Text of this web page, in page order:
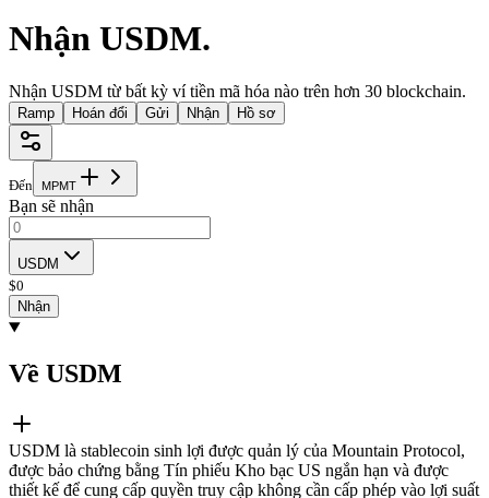
Nhận USDM.
Nhận USDM từ bất kỳ ví tiền mã hóa nào trên hơn 30 blockchain.
Ramp Hoán đổi Gửi Nhận Hồ sơ
Đến MPMT
Bạn sẽ nhận
USDM
$0
Nhận
Về USDM
USDM là stablecoin sinh lợi được quản lý của Mountain Protocol,
được bảo chứng bằng Tín phiếu Kho bạc US ngắn hạn và được
thiết kế để cung cấp quyền truy cập không cần cấp phép vào lợi suất